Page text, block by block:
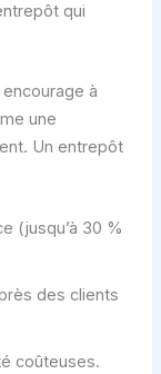
qui
à
une
Un entrepôt
(jusqu’à 30 %
des clients
coûteuses.